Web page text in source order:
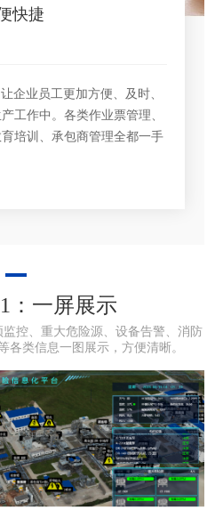
快捷
企业员工更加方便、及时、
工作中。各类作业票管理、
培训、承包商管理全都一手
：一屏展示
控、重大危险源、设备告警、消防
各类信息一图展示，方便清晰。